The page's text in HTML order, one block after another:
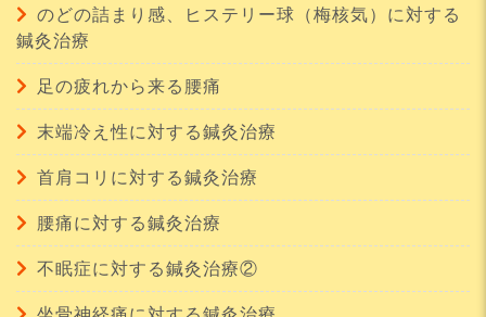
のどの詰まり感、ヒステリー球（梅核気）に対する
鍼灸治療
足の疲れから来る腰痛
末端冷え性に対する鍼灸治療
首肩コリに対する鍼灸治療
腰痛に対する鍼灸治療
不眠症に対する鍼灸治療②